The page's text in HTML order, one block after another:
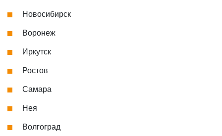
Новосибирск
Воронеж
Иркутск
Ростов
Самара
Нея
Волгоград